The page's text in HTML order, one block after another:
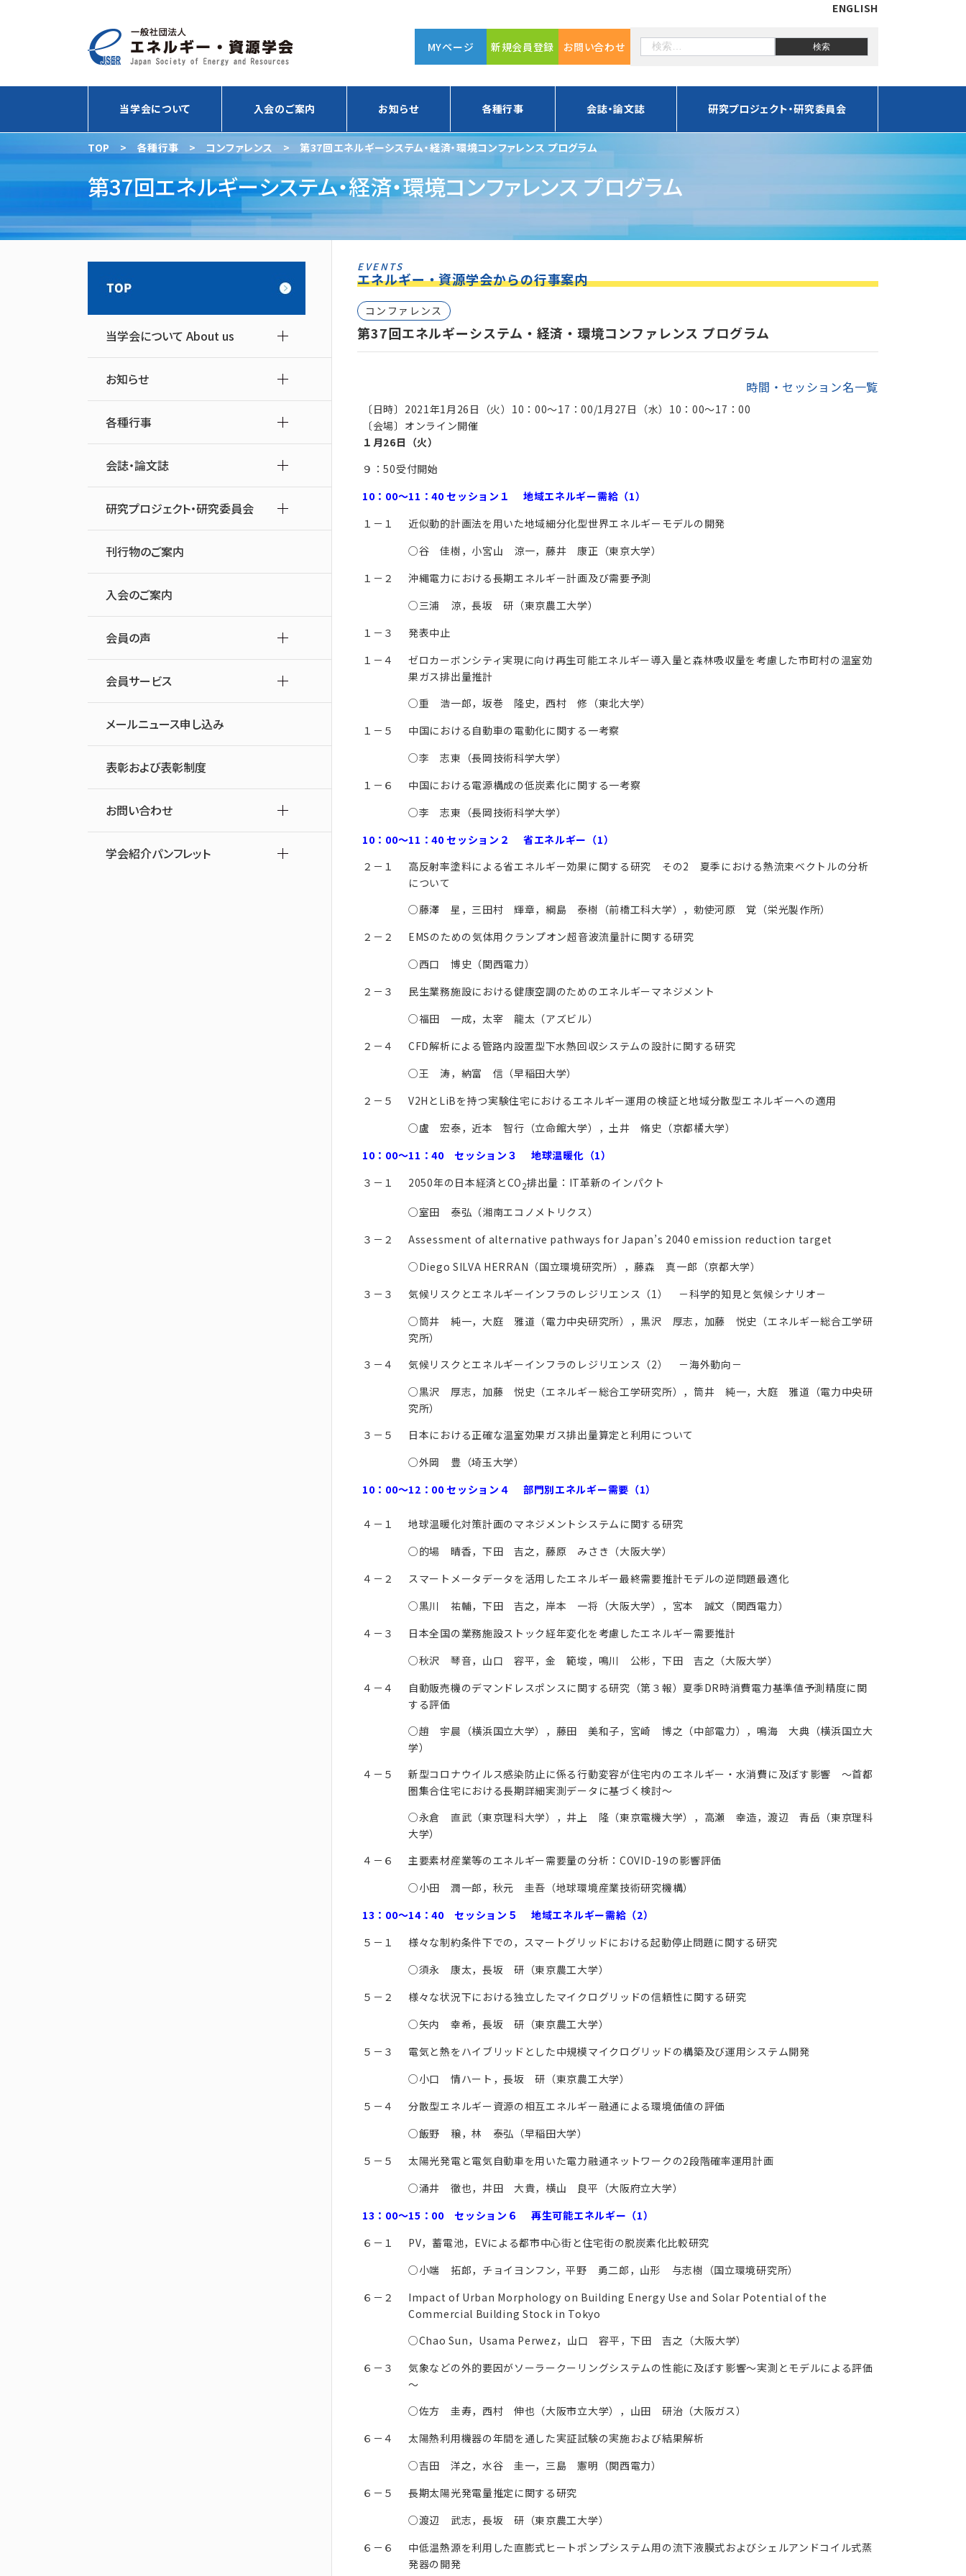
ENGLISH
MYページ 新規会員登録 お問い合わせ
当学会について 入会のご案内 お知らせ 各種行事 会誌・論文誌 研究プロジェクト・研究委員会
TOP > 各種行事 > コンファレンス > 第37回エネルギーシステム・経済・環境コンファレンス プログラム
第37回エネルギーシステム・経済・環境コンファレンス プログラム
当学会について About us
お知らせ
各種行事
会誌・論文誌
研究プロジェクト・研究委員会
刊行物のご案内
入会のご案内
会員の声
会員サービス
メールニュース申し込み
表彰および表彰制度
お問い合わせ
学会紹介パンフレット
EVENTS
エネルギー・資源学会からの行事案内
コンファレンス
第37回エネルギーシステム・経済・環境コンファレンス プログラム
時間・セッション名一覧
〔日時〕2021年1月26日（火）10：00～17：00/1月27日（水）10：00～17：00
〔会場〕オンライン開催
１月26日（火）
９：50受付開始
10：00～11：40 セッション１ 地域エネルギー需給（1）
１－１
近似動的計画法を用いた地域細分化型世界エネルギーモデルの開発
○谷 佳樹，小宮山 涼一，藤井 康正（東京大学）
１－２
沖縄電力における長期エネルギー計画及び需要予測
○三浦 涼，長坂 研（東京農工大学）
１－３
発表中止
１－４
ゼロカーボンシティ実現に向け再生可能エネルギー導入量と森林吸収量を考慮した市町村の温室効
果ガス排出量推計
○重 浩一郎，坂巻 隆史，西村 修（東北大学）
１－５
中国における自動車の電動化に関する一考察
○李 志東（長岡技術科学大学）
１－６
中国における電源構成の低炭素化に関する一考察
○李 志東（長岡技術科学大学）
10：00～11：40 セッション２ 省エネルギー（1）
２－１
高反射率塗料による省エネルギー効果に関する研究 その2 夏季における熱流束ベクトルの分析
について
○藤澤 星，三田村 輝章，綱島 泰樹（前橋工科大学），勅使河原 覚（栄光製作所）
２－２
EMSのための気体用クランプオン超音波流量計に関する研究
○西口 博史（関西電力）
２－３
民生業務施設における健康空調のためのエネルギーマネジメント
○福田 一成，太宰 龍太（アズビル）
２－４
CFD解析による管路内設置型下水熱回収システムの設計に関する研究
○王 涛，納富 信（早稲田大学）
２－５
V2HとLiBを持つ実験住宅におけるエネルギー運用の検証と地域分散型エネルギーへの適用
○盧 宏泰，近本 智行（立命館大学），土井 脩史（京都橘大学）
10：00～11：40 セッション３ 地球温暖化（1）
３－１
2050年の日本経済とCO2排出量：IT革新のインパクト
○室田 泰弘（湘南エコノメトリクス）
３－２
Assessment of alternative pathways for Japan’s 2040 emission reduction target
○Diego SILVA HERRAN（国立環境研究所），藤森 真一郎（京都大学）
３－３
気候リスクとエネルギーインフラのレジリエンス（1） －科学的知見と気候シナリオ－
○筒井 純一，大庭 雅道（電力中央研究所），黒沢 厚志，加藤 悦史（エネルギー総合工学研
究所）
３－４
気候リスクとエネルギーインフラのレジリエンス（2） －海外動向－
○黒沢 厚志，加藤 悦史（エネルギー総合工学研究所），筒井 純一，大庭 雅道（電力中央研
究所）
３－５
日本における正確な温室効果ガス排出量算定と利用について
○外岡 豊（埼玉大学）
10：00～12：00 セッション４ 部門別エネルギー需要（1）
４－１
地球温暖化対策計画のマネジメントシステムに関する研究
○的場 晴香，下田 吉之，藤原 みさき（大阪大学）
４－２
スマートメータデータを活用したエネルギー最終需要推計モデルの逆問題最適化
○黒川 祐輔，下田 吉之，岸本 一将（大阪大学），宮本 誠文（関西電力）
４－３
日本全国の業務施設ストック経年変化を考慮したエネルギー需要推計
○秋沢 琴音，山口 容平，金 範埈，鳴川 公彬，下田 吉之（大阪大学）
４－４
自動販売機のデマンドレスポンスに関する研究（第３報）夏季DR時消費電力基準値予測精度に関
する評価
○趙 宇晨（横浜国立大学），藤田 美和子，宮崎 博之（中部電力），鳴海 大典（横浜国立大
学）
４－５
新型コロナウイルス感染防止に係る行動変容が住宅内のエネルギー・水消費に及ぼす影響 ～首都
圏集合住宅における長期詳細実測データに基づく検討〜
○永倉 直武（東京理科大学），井上 隆（東京電機大学），高瀬 幸造，渡辺 青岳（東京理科
大学）
４－６
主要素材産業等のエネルギー需要量の分析：COVID-19の影響評価
○小田 潤一郎，秋元 圭吾（地球環境産業技術研究機構）
13：00～14：40 セッション５ 地域エネルギー需給（2）
５－１
様々な制約条件下での，スマートグリッドにおける起動停止問題に関する研究
○須永 康太，長坂 研（東京農工大学）
５－２
様々な状況下における独立したマイクログリッドの信頼性に関する研究
○矢内 幸希，長坂 研（東京農工大学）
５－３
電気と熱をハイブリッドとした中規模マイクログリッドの構築及び運用システム開発
○小口 情ハート，長坂 研（東京農工大学）
５－４
分散型エネルギー資源の相互エネルギー融通による環境価値の評価
○飯野 穣，林 泰弘（早稲田大学）
５－５
太陽光発電と電気自動車を用いた電力融通ネットワークの2段階確率運用計画
○涌井 徹也，井田 大貴，横山 良平（大阪府立大学）
13：00～15：00 セッション６ 再生可能エネルギー（1）
６－１
PV，蓄電池，EVによる都市中心街と住宅街の脱炭素化比較研究
○小端 拓郎，チョイヨンフン，平野 勇二郎，山形 与志樹（国立環境研究所）
６－２
Impact of Urban Morphology on Building Energy Use and Solar Potential of the
Commercial Building Stock in Tokyo
○Chao Sun，Usama Perwez，山口 容平，下田 吉之（大阪大学）
６－３
気象などの外的要因がソーラークーリングシステムの性能に及ぼす影響～実測とモデルによる評価
～
○佐方 圭寿，西村 伸也（大阪市立大学），山田 研治（大阪ガス）
６－４
太陽熱利用機器の年間を通した実証試験の実施および結果解析
○吉田 洋之，水谷 圭一，三島 憲明（関西電力）
６－５
長期太陽光発電量推定に関する研究
○渡辺 武志，長坂 研（東京農工大学）
６－６
中低温熱源を利用した直膨式ヒートポンプシステム用の流下液膜式およびシェルアンドコイル式蒸
発器の開発